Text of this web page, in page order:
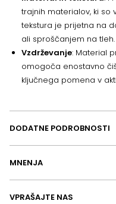
trajnih materialov, ki so
tekstura je prijetna na
ali sproščanjem na tleh.
Vzdrževanje: Material
omogoča enostavno
ključnega pomena v
DODATNE PODROBNOSTI
MNENJA
VPRAŠAJTE NAS